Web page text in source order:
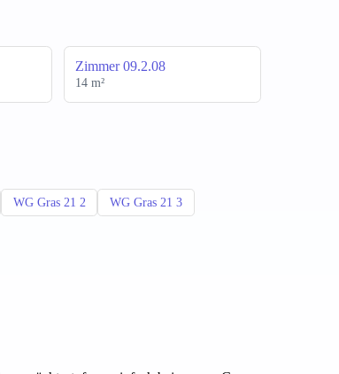
Zimmer 09.2.08
14 m²
WG Gras 21 2 WG Gras 21 3